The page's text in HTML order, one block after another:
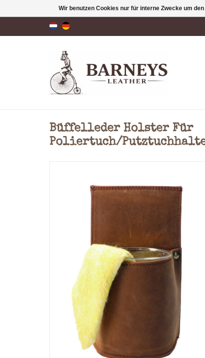
Büffelleder Holster Für
Poliertuch/
Wir benutzen Cookies nur für interne Zwecke um